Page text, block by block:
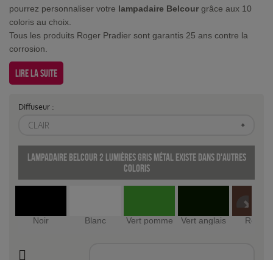
pourrez personnaliser votre lampadaire Belcour grâce aux 10
coloris au choix.
Tous les produits Roger Pradier sont garantis 25 ans contre la
corrosion.
Lire la suite
Diffuseur :
CLAIR
Lampadaire Belcour 2 lumières Gris métal existe dans d'autres
coloris
Noir Blanc Vert pomme Vert anglais Rouille